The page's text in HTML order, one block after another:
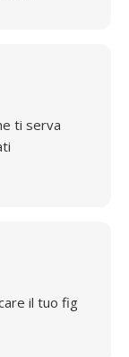
ti serva
il tuo fig